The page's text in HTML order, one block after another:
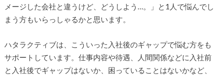
メージした会社と違うけど、どうしよう…。」と1人で悩んでし
まう方もいらっしゃるかと思います。
ハタラクティブは、こういった入社後のギャップで悩む方をも
サポートしています。仕事内容や待遇、人間関係などに入社前
と入社後でギャップはないか、困っていることはないかなど、